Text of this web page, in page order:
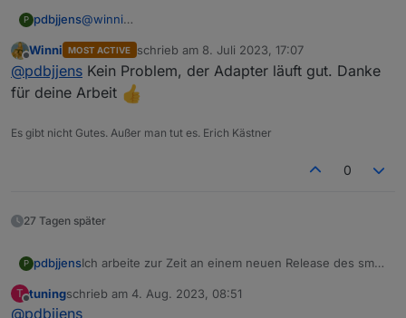
P pdbjjens@winni
der von@ticakiist richtig. Ich bitte um
Entschuldigung. Ich werde meinen Post oben
korrigieren.
Offline
Winni MOST ACTIVE schrieb am 8. Juli 2023, 17:07
zuletzt editiert von
@pdbjjens Kein Problem, der Adapter läuft gut. Danke
für deine Arbeit
Es gibt nicht Gutes. Außer man tut es. Erich Kästner
0
27 Tagen später
P pdbjjensIch arbeite zur Zeit an einem neuen Release des sma-
funktionalen Erweiterung bzgl. der
Auswahlmöglichkeit eines bestimmten Netzwerks auf
Die ganz Wagemutigen unter euch können sich den
Adapter von
T
Offline
tuningschrieb am 4. Aug. 2023, 08:51
zuletzt editiert von
@pdbjjens